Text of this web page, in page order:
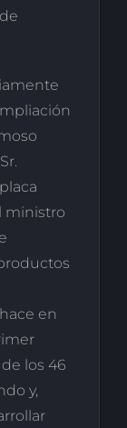
de
ministro
en
los 46
y,